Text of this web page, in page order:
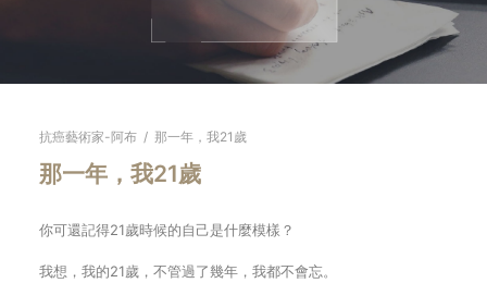
抗癌藝術家-阿布 / 那一年，我21歲
那一年，我21歲
你可還記得21歲時候的自己是什麼模樣？
我想，我的21歲，不管過了幾年，我都不會忘。